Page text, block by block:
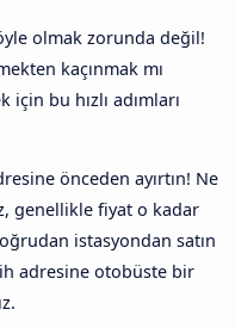
olmak zorunda değil!
kaçınmak mı
bu hızlı adımları
önceden ayırtın! Ne
genellikle fiyat o kadar
istasyondan satın
adresine otobüste bir